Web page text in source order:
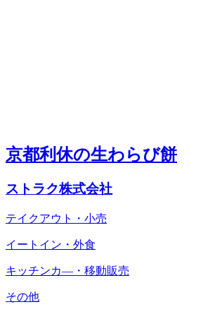
京都利休の生わらび餅
ストラク株式会社
テイクアウト・小売
イートイン・外食
キッチンカ―・移動販売
その他